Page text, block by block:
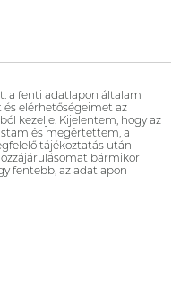
a fenti adatlapon általam
elérhetőségeimet az
kezelje. Kijelentem, hogy az
és megértettem, a
tájékoztatás után
bármikor
fentebb, az adatlapon